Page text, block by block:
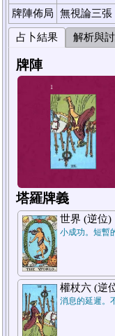
牌陣佈局
無視論三張
占卜結果 解析與
牌陣
1
塔羅牌義
世界 (逆位)
小成功。短暫
權杖六 (逆
消息的延遲。